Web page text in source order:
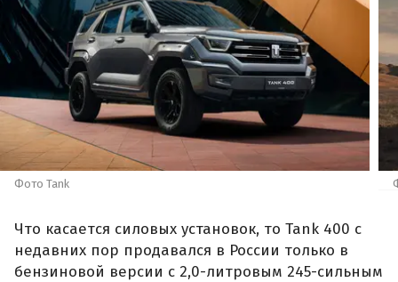
Фото Tank
Что касается силовых установок, то Tank 400 с
недавних пор продавался в России только в
бензиновой версии с 2,0-литровым 245-сильным